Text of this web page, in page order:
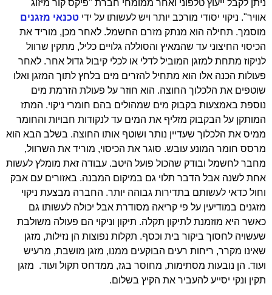
ניתן לקבל ייעוץ טלפוני ואחר ממומחי חברת "פיקס קור מיזוג
אוויר". ניקוי יסודי מורכב יותר ויש לעשותו על ידי טכנאי מזגנים
מוסמך. תחילה הוא מנתק מזרם החשמל. לאחר מכן, מוריד את
הכיסוי החיצוני עד שהמאיץ והסוללה גלויים כליל, מתקין שרוול
לניקוז מתחת למזגן המוביל לדלי או לכלי קיבול גדול אחר. לאחר
פעולות הכנה אלו הוא מתחיל להזרים מים בלחץ לתוך המזגן ואלו
שוטפים את הלכלוך החוצה. הוא חוזר על פעולת הזרמת מים
נוספת באמצעות בקבוק מים שמהולים בהם חומרי ניקוי. המתז
המותקן על הבקבוק מזליף את המים עד לנקודות חבויות והחומר
ממיס את הלכלוך שעדיין נותר ושוטף אותו החוצה. בשלב הבא הוא
מרסס חומר המונע עובש. סוגר את הכיסוי, מוריד את השרוול,
מחבר לחשמל ובודק שהכול פועל היטב. עבודה זאת מומלץ לעשות
אחת לשנה אבל הדבר תלוי גם במיקום המבנה. באזורים עם אבק
וחול כדאי לעשותם בתדירות גבוהה יותר. החברה מבצעת ניקוי
מזגנים במודיעין על פי קריאה מסודרת אבל יכולה לעשותו גם
כאשר היא מוזמנת לתיקון תקלה. תיקון וניקוי הם פעולה משולבת
שעשויה לחסוך ביקור בית וכסף. תקלות נפוצות הן נזילות, מזגן
שאינו מקרר, ריחות רעים הבוקעים ממנו, מזגן מושבת, מרעיש
ועוד. הן נובעות מסתימות, מחוסר בגז, ממדחס תקול ועוד. מזגן
תקין ונקי יסייע להעביר את הקיץ בשלום.